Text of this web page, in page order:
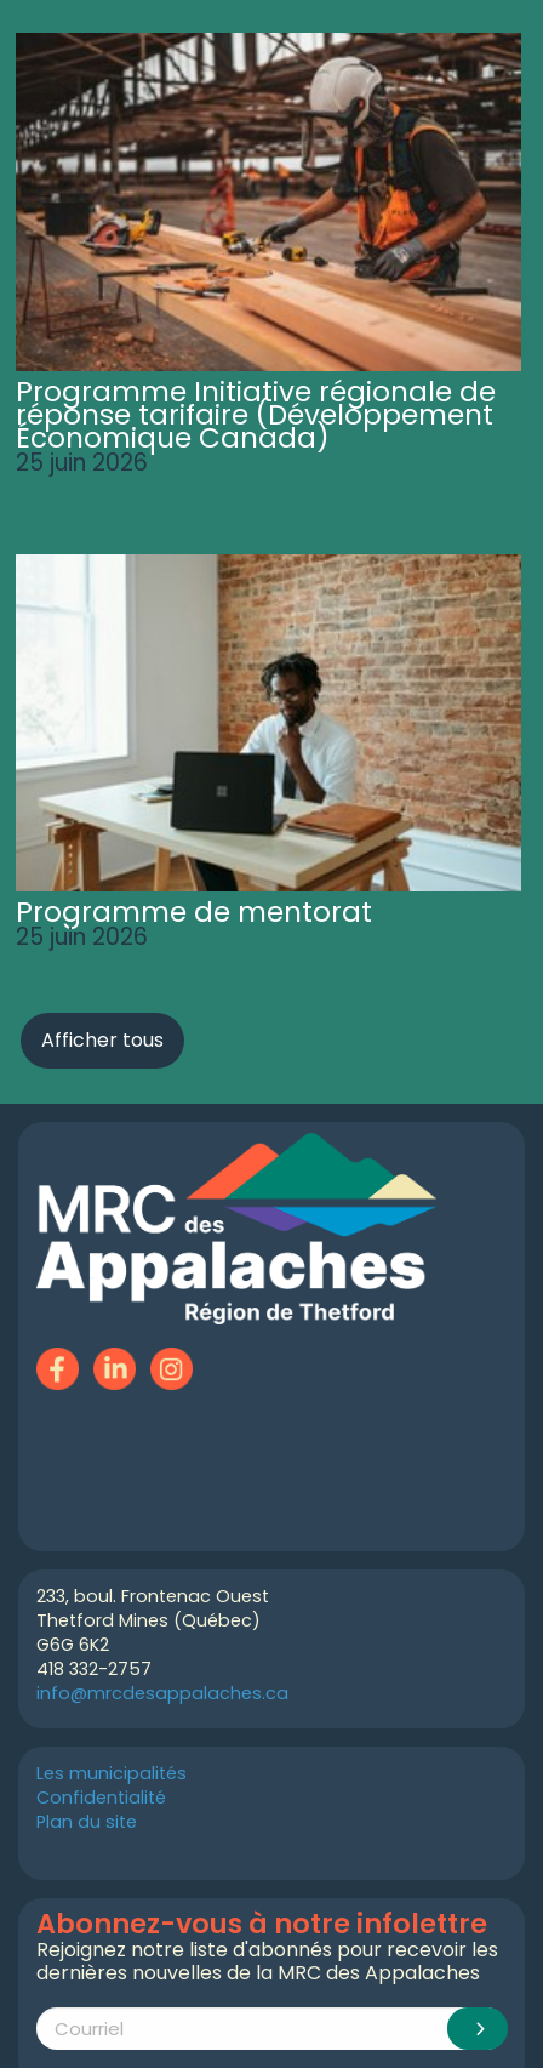
Programme Initiative régionale de
réponse tarifaire (Développement
Économique Canada)
25 juin 2026
Programme de mentorat
25 juin 2026
Afficher tous
233, boul. Frontenac Ouest
Thetford Mines (Québec)
G6G 6K2
418 332-2757
info@mrcdesappalaches.ca
Les municipalités
Confidentialité
Plan du site
Abonnez-vous à notre infolettre
Rejoignez notre liste d'abonnés pour recevoir les
dernières nouvelles de la MRC des Appalaches